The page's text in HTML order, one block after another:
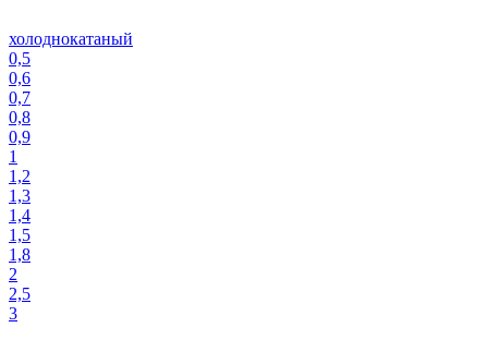
холоднокатаный
0,5
0,6
0,7
0,8
0,9
1
1,2
1,3
1,4
1,5
1,8
2
2,5
3